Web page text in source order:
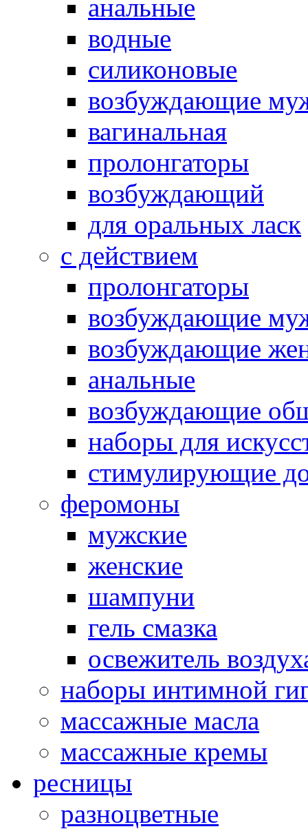
анальные
водные
силиконовые
возбуждающие
вагинальная
пролонгаторы
возбуждающий
для оральных ласк
с действием
пролонгаторы
возбуждающие
возбуждающие
анальные
возбуждающие
наборы для
стимулирующие
феромоны
мужские
женские
шампуни
гель смазка
освежитель
наборы интимной
массажные масла
массажные кремы
ресницы
разноцветные